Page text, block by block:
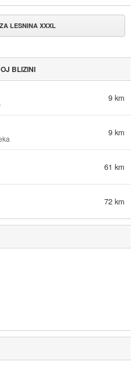
LESNINA XXXL
BLIZINI
9 km
9 km
61 km
72 km